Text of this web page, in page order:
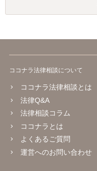
ココナラ法律相談について
ココナラ法律相談とは
法律Q&A
法律相談コラム
ココナラとは
よくあるご質問
運営へのお問い合わせ